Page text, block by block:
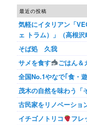
最近の投稿
気軽にイタリアン「
ェ トラム）」（高根沢
そば処 久我
サメを食す
ごはん＆
全国No.1やなで｢食・
茂木の自然を味わう
古民家をリノベーショ
イチゴノトリコ
フレ